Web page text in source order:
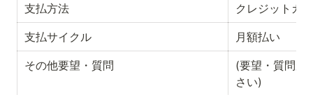
支払方法 クレジットカ
支払サイクル 月額払い
その他要望・質問
(要望・質問が
さい)